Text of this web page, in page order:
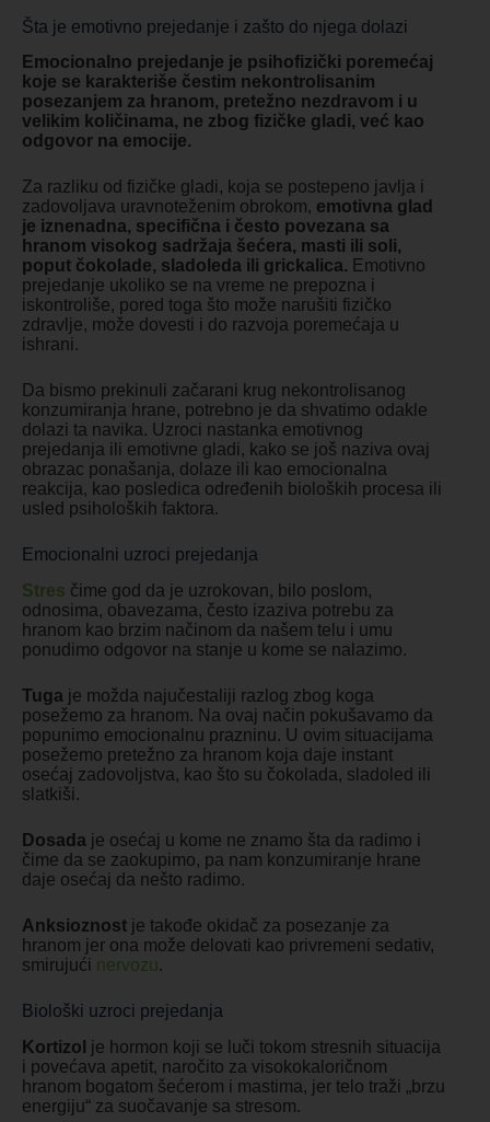
Šta je emotivno prejedanje i zašto do njega dolazi
Emocionalno prejedanje je psihofizički poremećaj
koje se karakteriše čestim nekontrolisanim
posezanjem za hranom, pretežno nezdravom i u
velikim količinama, ne zbog fizičke gladi, već kao
odgovor na emocije.
Za razliku od fizičke gladi, koja se postepeno javlja i
zadovoljava uravnoteženim obrokom, emotivna glad
je iznenadna, specifična i često povezana sa
hranom visokog sadržaja šećera, masti ili soli,
poput čokolade, sladoleda ili grickalica. Emotivno
prejedanje ukoliko se na vreme ne prepozna i
iskontroliše, pored toga što može narušiti fizičko
zdravlje, može dovesti i do razvoja poremećaja u
ishrani.
Da bismo prekinuli začarani krug nekontrolisanog
konzumiranja hrane, potrebno je da shvatimo odakle
dolazi ta navika. Uzroci nastanka emotivnog
prejedanja ili emotivne gladi, kako se još naziva ovaj
obrazac ponašanja, dolaze ili kao emocionalna
reakcija, kao posledica određenih bioloških procesa ili
usled psiholoških faktora.
Emocionalni uzroci prejedanja
Stres čime god da je uzrokovan, bilo poslom,
odnosima, obavezama, često izaziva potrebu za
hranom kao brzim načinom da našem telu i umu
ponudimo odgovor na stanje u kome se nalazimo.
Tuga je možda najučestaliji razlog zbog koga
posežemo za hranom. Na ovaj način pokušavamo da
popunimo emocionalnu prazninu. U ovim situacijama
posežemo pretežno za hranom koja daje instant
osećaj zadovoljstva, kao što su čokolada, sladoled ili
slatkiši.
Dosada je osećaj u kome ne znamo šta da radimo i
čime da se zaokupimo, pa nam konzumiranje hrane
daje osećaj da nešto radimo.
Anksioznost je takođe okidač za posezanje za
hranom jer ona može delovati kao privremeni sedativ,
smirujući nervozu.
Biološki uzroci prejedanja
Kortizol je hormon koji se luči tokom stresnih situacija
i povećava apetit, naročito za visokokaloričnom
hranom bogatom šećerom i mastima, jer telo traži „brzu
energiju“ za suočavanje sa stresom.